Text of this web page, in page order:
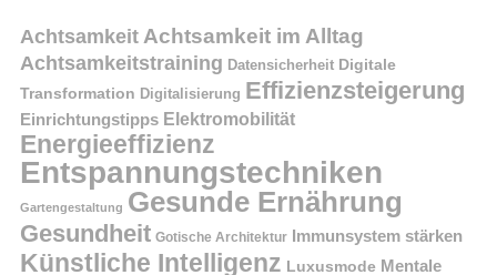
Achtsamkeit Achtsamkeit im Alltag
Achtsamkeitstraining Datensicherheit Digitale
Transformation Digitalisierung Effizienzsteigerung
Einrichtungstipps Elektromobilität
Energieeffizienz
Entspannungstechniken
Gartengestaltung Gesunde Ernährung
Gesundheit Gotische Architektur Immunsystem stärken
Künstliche Intelligenz Luxusmode Mentale